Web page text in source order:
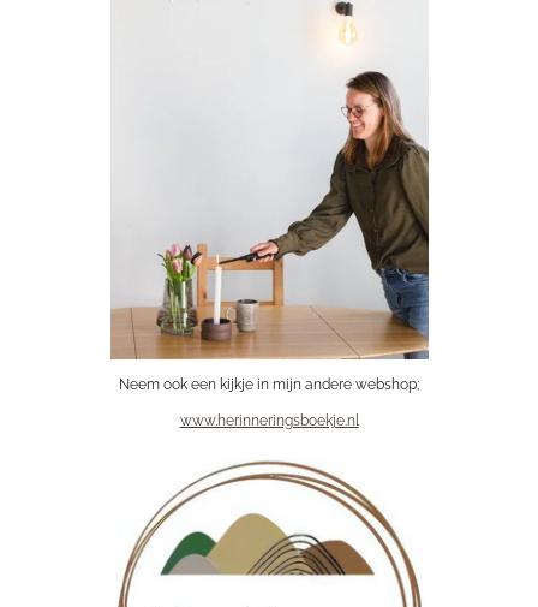
Neem ook een kijkje in mijn andere webshop;
www.herinneringsboekje.nl